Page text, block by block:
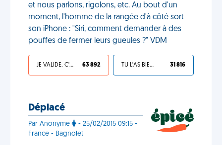
et nous parlons, rigolons, etc. Au bout d'un
moment, l'homme de la rangée d'à côté sort
son iPhone : "Siri, comment demander à des
pouffes de fermer leurs gueules ?" VDM
JE VALIDE, C'EST UNE VDM 63 892 TU L'AS BIEN MÉRITÉ 31 816
Déplacé
Par Anonyme
- 25/02/2015 09:15 -
France - Bagnolet